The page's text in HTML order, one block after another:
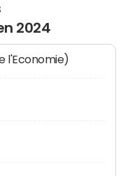
2024
l'Economie)